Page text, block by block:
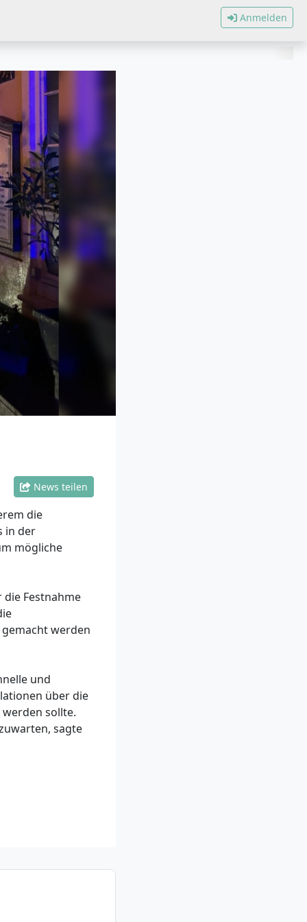
Anmelden
News teilen
die
in der
mögliche
Festnahme
werden
und
über die
sollte.
sagte